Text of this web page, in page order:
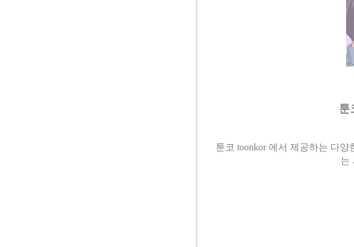
툰
툰코 toonkor 에서 제공하는 다
는